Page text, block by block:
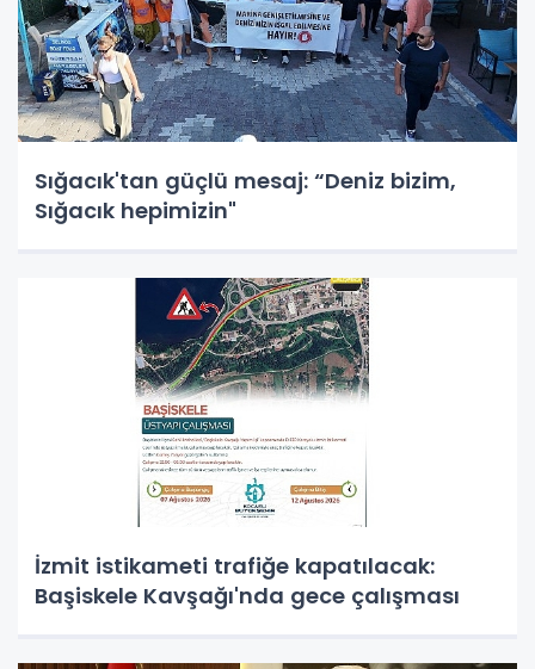
Sığacık'tan güçlü mesaj: “Deniz bizim,
Sığacık hepimizin"
İzmit istikameti trafiğe kapatılacak:
Başiskele Kavşağı'nda gece çalışması